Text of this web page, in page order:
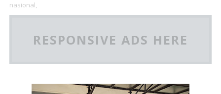
nasional,
RESPONSIVE ADS HERE